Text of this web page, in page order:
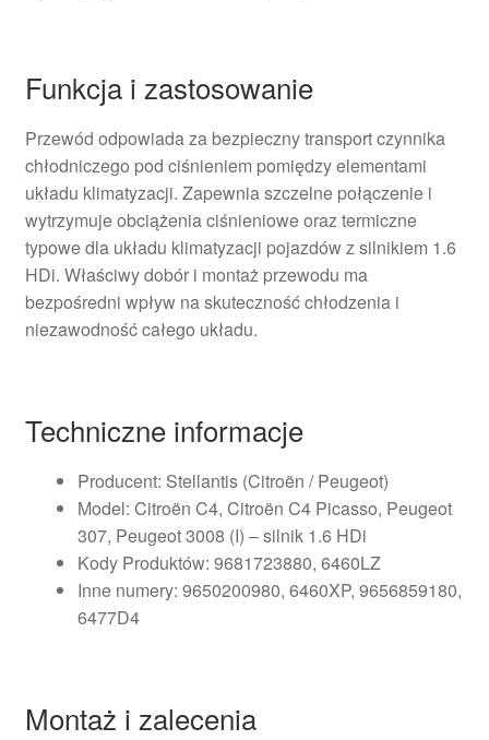
Funkcja i zastosowanie
Przewód odpowiada za bezpieczny transport czynnika
chłodniczego pod ciśnieniem pomiędzy elementami
układu klimatyzacji. Zapewnia szczelne połączenie i
wytrzymuje obciążenia ciśnieniowe oraz termiczne
typowe dla układu klimatyzacji pojazdów z silnikiem 1.6
HDi. Właściwy dobór i montaż przewodu ma
bezpośredni wpływ na skuteczność chłodzenia i
niezawodność całego układu.
Techniczne informacje
Producent: Stellantis (Citroën / Peugeot)
Model: Citroën C4, Citroën C4 Picasso, Peugeot
307, Peugeot 3008 (I) – silnik 1.6 HDi
Kody Produktów: 9681723880, 6460LZ
Inne numery: 9650200980, 6460XP, 9656859180,
6477D4
Montaż i zalecenia